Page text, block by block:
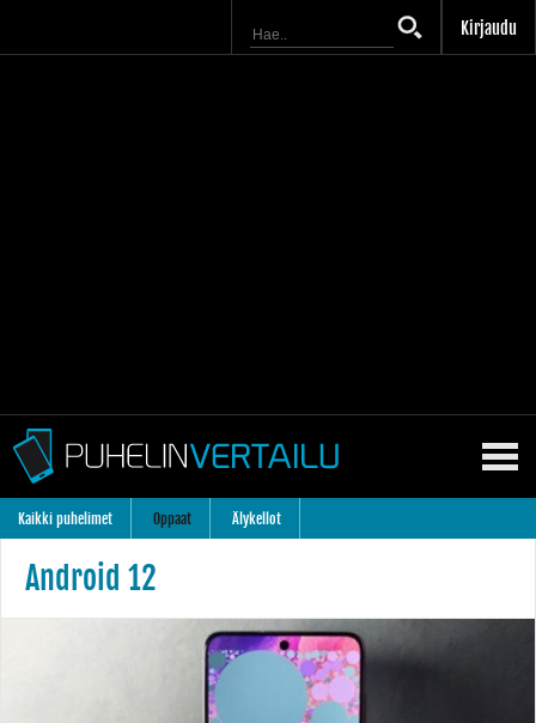
Kirjaudu
Kaikki puhelimet Oppaat Älykellot
Android 12